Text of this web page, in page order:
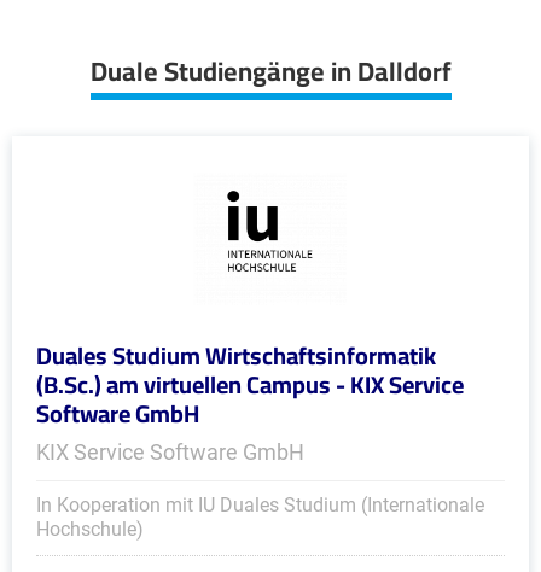
Duale Studiengänge in Dalldorf
Duales Studium Wirtschaftsinformatik
(B.Sc.) am virtuellen Campus - KIX Service
Software GmbH
KIX Service Software GmbH
In Kooperation mit IU Duales Studium (Internationale
Hochschule)